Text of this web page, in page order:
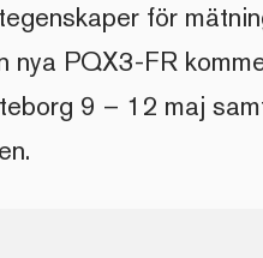
för
nya PQX3-FR
9 – 12 maj